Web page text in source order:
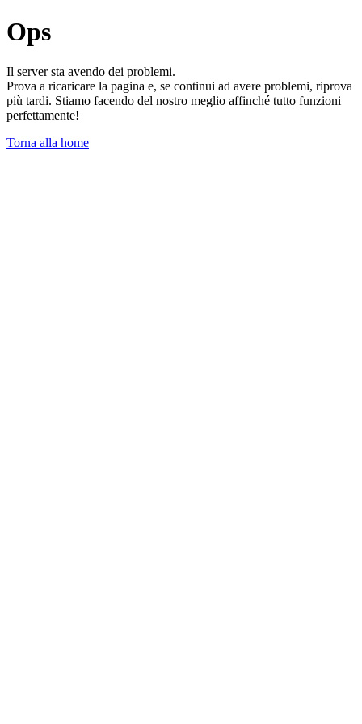
Ops
Il server sta avendo dei problemi.
Prova a ricaricare la pagina e, se continui ad avere problemi, riprova
più tardi. Stiamo facendo del nostro meglio affinché tutto funzioni
perfettamente!
Torna alla home